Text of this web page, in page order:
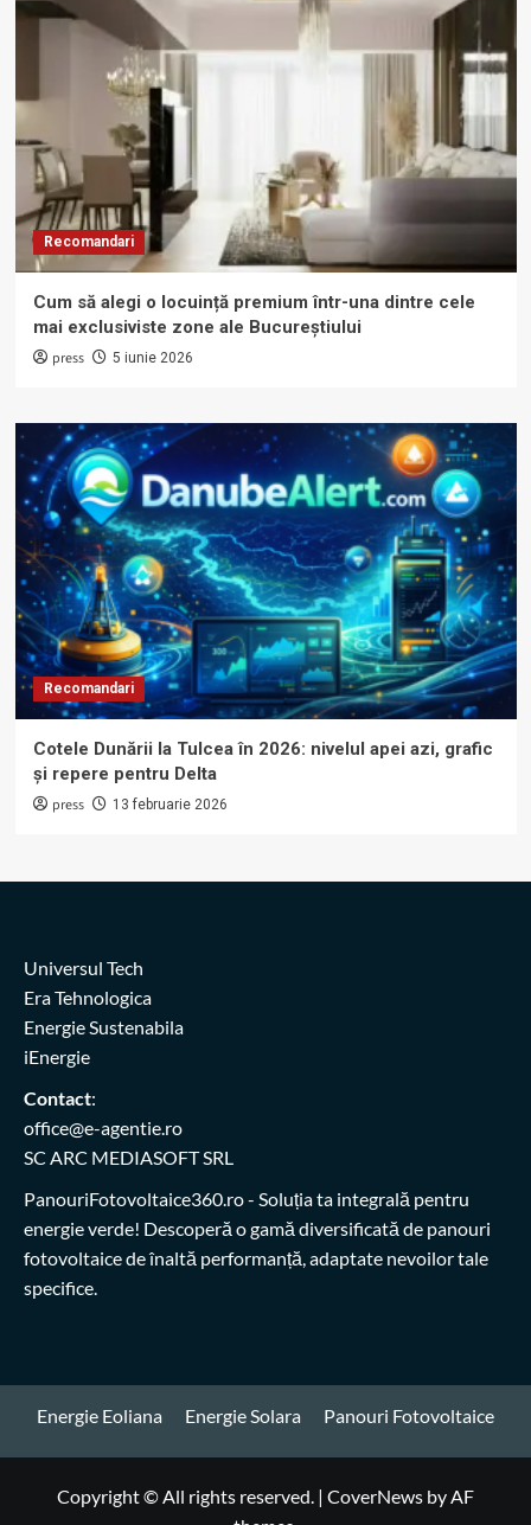
Recomandari
Cum să alegi o locuință premium într-una dintre cele
mai exclusiviste zone ale Bucureștiului
press 5 iunie 2026
Recomandari
Cotele Dunării la Tulcea în 2026: nivelul apei azi, grafic
și repere pentru Delta
press 13 februarie 2026
Universul Tech
Era Tehnologica
Energie Sustenabila
iEnergie
Contact:
office@e-agentie.ro
SC ARC MEDIASOFT SRL
PanouriFotovoltaice360.ro- Soluția ta integrală pentru
energie verde! Descoperă o gamă diversificată de panouri
fotovoltaice de înaltă performanță, adaptate nevoilor tale
specifice.
Energie Eoliana Energie Solara Panouri Fotovoltaice
Copyright © All rights reserved. | CoverNews by AF